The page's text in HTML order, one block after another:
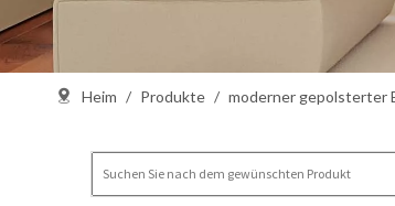
Heim / Produkte / moderner gepolsterter